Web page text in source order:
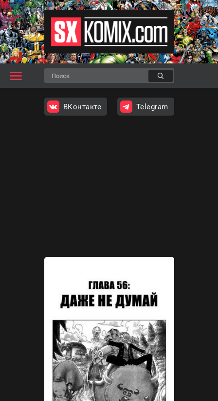
ВКонтакте Telegram